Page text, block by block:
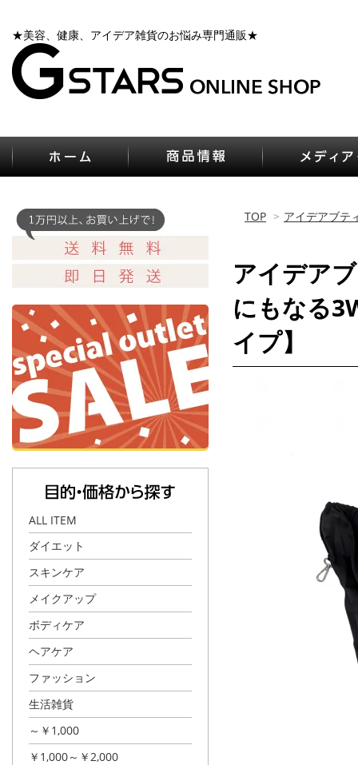
★美容、健康、アイデア雑貨のお悩み専門通販★
TOP > アイデアブテ
アイデア
にもなる
イプ】
ALL ITEM
ダイエット
スキンケア
メイクアップ
ボディケア
ヘアケア
ファッション
生活雑貨
～￥1,000
￥1,000～￥2,000